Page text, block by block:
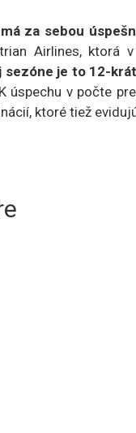
za sebou
Airlines, ktorá
sezóne je to 12-
úspechu v počte
ktoré tiež